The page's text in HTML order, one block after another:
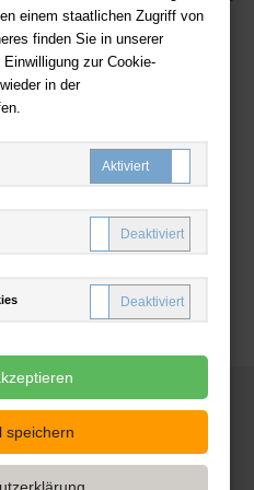
einem staatlichen Zugriff von
finden Sie in unserer
zur Cookie-
in der
ein Angebot der